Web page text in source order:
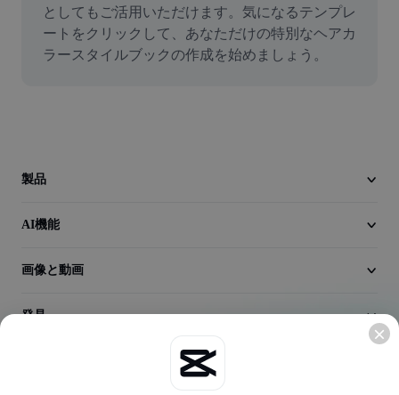
動画
動画背景削除
動画コンバーター
としてもご活用いただけます。気になるテンプレ
ートをクリックして、あなただけの特別なヘアカ
ラースタイルブックの作成を始めましょう。
製品
AI機能
画像と動画
発見